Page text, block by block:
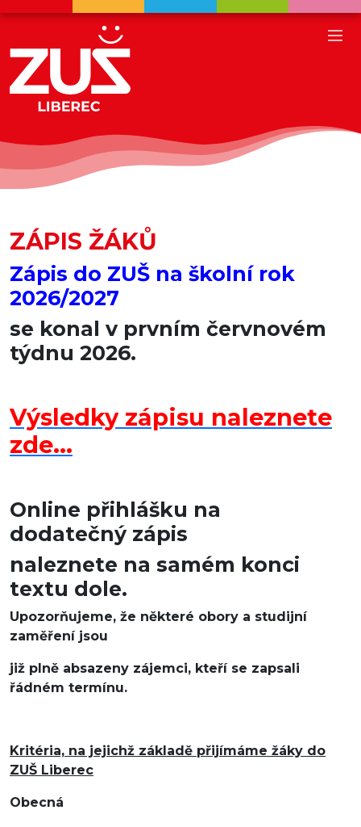
ZÁPIS ŽÁKŮ
Zápis do ZUŠ na školní rok
2026/2027
se konal v prvním červnovém
týdnu 2026.
Výsledky zápisu naleznete
zde...
Online přihlášku na
dodatečný zápis
naleznete na samém konci
textu dole.
Upozorňujeme, že některé obory a studijní
zaměření jsou
již plně absazeny zájemci, kteří se zapsali
řádném termínu.
Kritéria, na jejichž základě přijímáme žáky do
ZUŠ Liberec
Obecná